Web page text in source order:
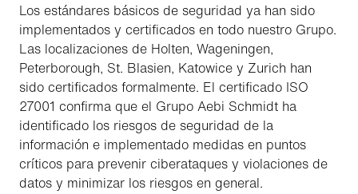
Los estándares básicos de seguridad ya han sido
implementados y certificados en todo nuestro Grupo.
Las localizaciones de Holten, Wageningen,
Peterborough, St. Blasien, Katowice y Zurich han
sido certificados formalmente. El certificado ISO
27001 confirma que el Grupo Aebi Schmidt ha
identificado los riesgos de seguridad de la
información e implementado medidas en puntos
críticos para prevenir ciberataques y violaciones de
datos y minimizar los riesgos en general.